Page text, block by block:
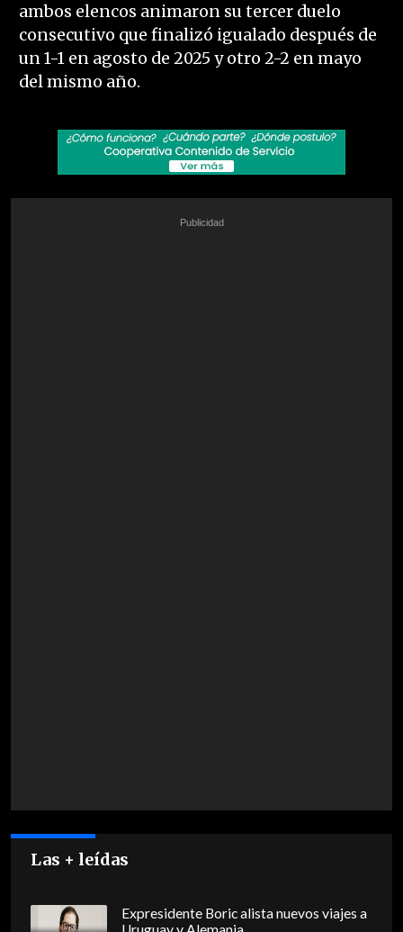
ambos elencos animaron su tercer duelo
consecutivo que finalizó igualado después de
un 1-1 en agosto de 2025 y otro 2-2 en mayo
del mismo año.
Las + leídas
Expresidente Boric alista nuevos viajes a